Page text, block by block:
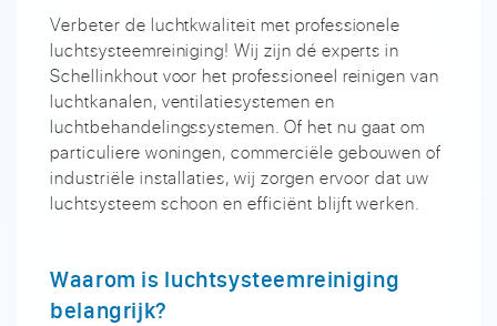
Verbeter de luchtkwaliteit met professionele
luchtsysteemreiniging! Wij zijn dé experts in
Schellinkhout voor het professioneel reinigen van
luchtkanalen, ventilatiesystemen en
luchtbehandelingssystemen. Of het nu gaat om
particuliere woningen, commerciële gebouwen of
industriële installaties, wij zorgen ervoor dat uw
luchtsysteem schoon en efficiënt blijft werken.
Waarom is luchtsysteemreiniging
belangrijk?